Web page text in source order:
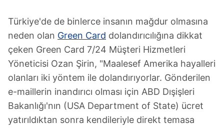
Türkiye'de de binlerce insanın mağdur olmasına
neden olan Green Card dolandırıcılığına dikkat
çeken Green Card 7/24 Müşteri Hizmetleri
Yöneticisi Ozan Şirin, "Maalesef Amerika hayalleri
olanları iki yöntem ile dolandırıyorlar. Gönderilen
e-maillerin inandırıcı olması için ABD Dışişleri
Bakanlığı'nın (USA Department of State) ücret
yatırıldıktan sonra kendileriyle direkt temasa